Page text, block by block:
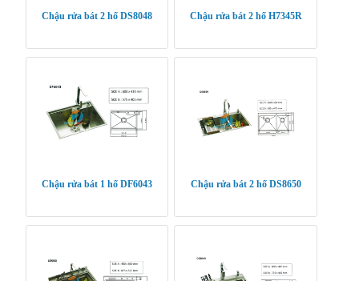
Chậu rửa bát 2 hố DS8048 Chậu rửa bát 2 hố H7345R
Chậu rửa bát 1 hố DF6043 Chậu rửa bát 2 hố DS8650